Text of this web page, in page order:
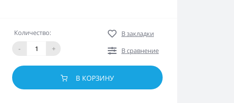
Количество:
-
+
В закладки
В сравнение
В КОРЗИНУ